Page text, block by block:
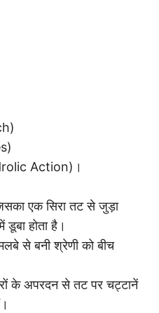
Action)।
एक सिरा तट से जुड़ा
डूबा होता है।
से बनी श्रेणी को बीच
के अपरदन से तट पर चट्टानें